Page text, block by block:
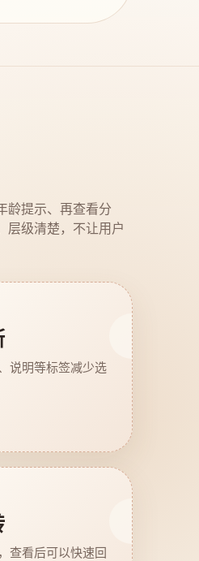
龄提示、再查看分
层级清楚，不让用户
说明等标签减少选
查看后可以快速回